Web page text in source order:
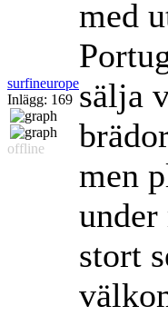
surfineurope
Inlägg: 169
offline
med
sälja
men
stort